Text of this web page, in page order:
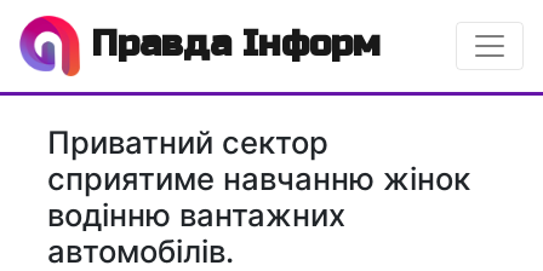
Правда Інформ
Приватний сектор
сприятиме навчанню жінок
водінню вантажних
автомобілів.